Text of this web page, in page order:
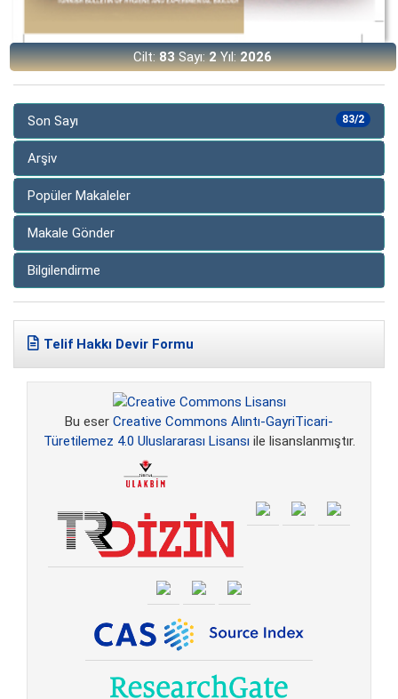
Cilt:83Sayı:2Yıl:2026
83/2
Son Sayı
Arşiv
Popüler Makaleler
Makale Gönder
Bilgilendirme
Telif Hakkı Devir Formu
Bu eser Creative Commons Alıntı-GayriTicari-
Türetilemez 4.0 Uluslararası Lisansı ile lisanslanmıştır.